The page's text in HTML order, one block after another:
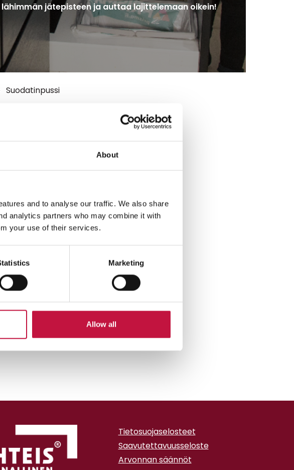
About
and to analyse our traffic. We also share
analytics partners who may combine it with
your use of their services.
Marketing
Allow all
jätepisteen ja auttaa lajittelemaan oikein!
Suodatinpussi
Tietosuojaselosteet
Saavutettavuusseloste
Arvonnan säännöt